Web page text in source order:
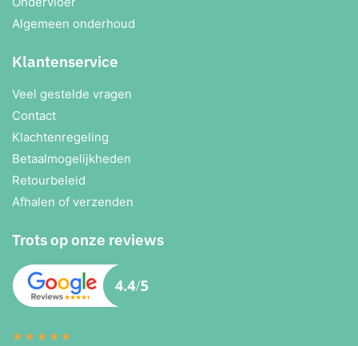
Algemeen onderhoud
Klantenservice
Veel gestelde vragen
Contact
Klachtenregeling
Betaalmogelijkheden
Retourbeleid
Afhalen of verzenden
Trots op onze reviews
★★★★★